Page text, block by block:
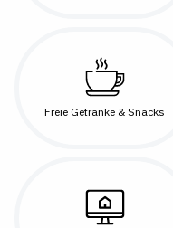
Freie Getränke & Snacks